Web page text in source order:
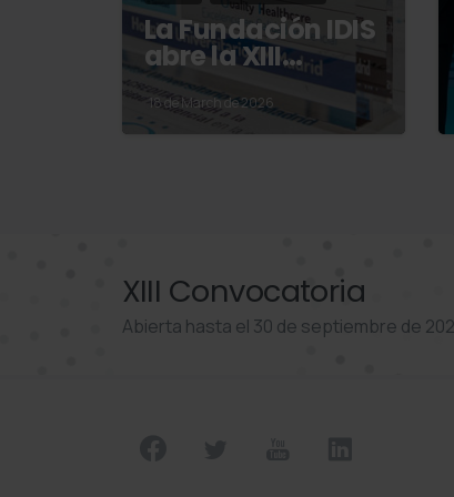
La Fundación IDIS
abre la XIII…
18 de March de 2026
XIII Convocatoria
Abierta hasta el 30 de septiembre de